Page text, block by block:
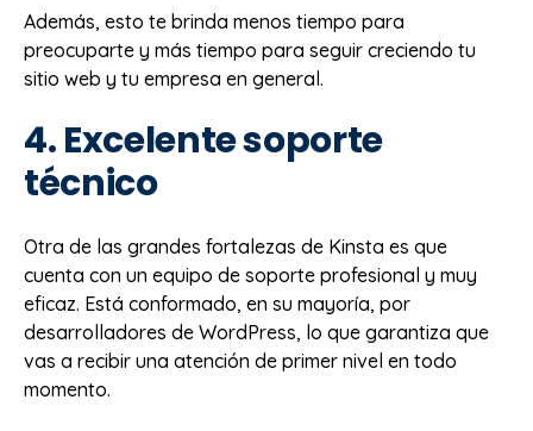
Además, esto te brinda menos tiempo para
preocuparte y más tiempo para seguir creciendo tu
sitio web y tu empresa en general.
4. Excelente soporte
técnico
Otra de las grandes fortalezas de Kinsta es que
cuenta con un equipo de soporte profesional y muy
eficaz. Está conformado, en su mayoría, por
desarrolladores de WordPress, lo que garantiza que
vas a recibir una atención de primer nivel en todo
momento.